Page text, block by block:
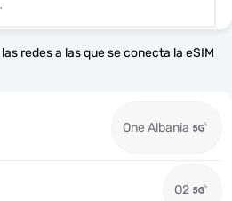
redes a las que se conecta la eSIM
One Albania
O2